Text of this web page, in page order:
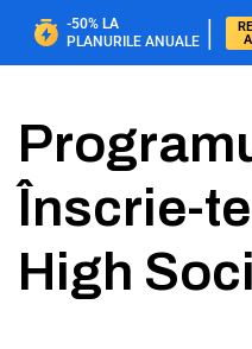
-50% LA
PLANURILE ANUALE |
Înscrie-
High